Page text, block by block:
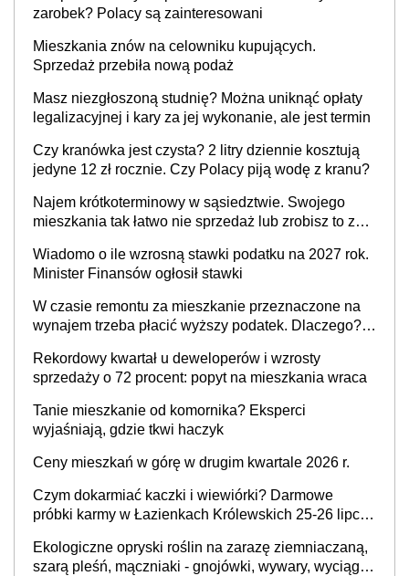
zarobek? Polacy są zainteresowani
Mieszkania znów na celowniku kupujących.
Sprzedaż przebiła nową podaż
Masz niezgłoszoną studnię? Można uniknąć opłaty
legalizacyjnej i kary za jej wykonanie, ale jest termin
Czy kranówka jest czysta? 2 litry dziennie kosztują
jedyne 12 zł rocznie. Czy Polacy piją wodę z kranu?
Najem krótkoterminowy w sąsiedztwie. Swojego
mieszkania tak łatwo nie sprzedaż lub zrobisz to ze
Wiadomo o ile wzrosną stawki podatku na 2027 rok.
Minister Finansów ogłosił stawki
W czasie remontu za mieszkanie przeznaczone na
wynajem trzeba płacić wyższy podatek. Dlaczego?
Rekordowy kwartał u deweloperów i wzrosty
sprzedaży o 72 procent: popyt na mieszkania wraca
Tanie mieszkanie od komornika? Eksperci
wyjaśniają, gdzie tkwi haczyk
Ceny mieszkań w górę w drugim kwartale 2026 r.
Czym dokarmiać kaczki i wiewiórki? Darmowe
próbki karmy w Łazienkach Królewskich 25-26 lipca
Ekologiczne opryski roślin na zarazę ziemniaczaną,
szarą pleśń, mączniaki - gnojówki, wywary, wyciągi.